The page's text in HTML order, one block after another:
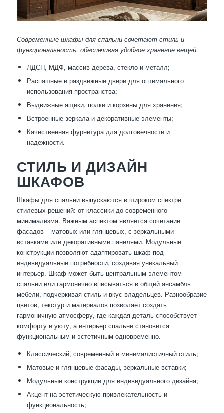
Современные шкафы для спальни сочетают стиль и
функциональность, обеспечивая удобное хранение вещей.
ЛДСП, МДФ, массив дерева, стекло и металл;
Распашные и раздвижные двери для оптимального
использования пространства;
Выдвижные ящики, полки и корзины для хранения;
Встроенные зеркала и декоративные элементы;
Качественная фурнитура для долговечности и
надежности.
СТИЛЬ И ДИЗАЙН
ШКАФОВ
Шкафы для спальни выпускаются в широком спектре
стилевых решений: от классики до современного
минимализма. Важным аспектом является сочетание
фасадов – матовых или глянцевых, с зеркальными
вставками или декоративными панелями. Модульные
конструкции позволяют адаптировать шкаф под
индивидуальные потребности, создавая уникальный
интерьер. Шкаф может быть центральным элементом
спальни или гармонично вписываться в общий ансамбль
мебели, подчеркивая стиль и вкус владельцев. Разнообразие
цветов, текстур и материалов позволяет создать
гармоничную атмосферу, где каждая деталь способствует
комфорту и уюту, а интерьер спальни становится
функциональным и эстетичным одновременно.
Классический, современный и минималистичный стиль;
Матовые и глянцевые фасады, зеркальные вставки;
Модульные конструкции для индивидуального дизайна;
Акцент на эстетическую привлекательность и
функциональность;